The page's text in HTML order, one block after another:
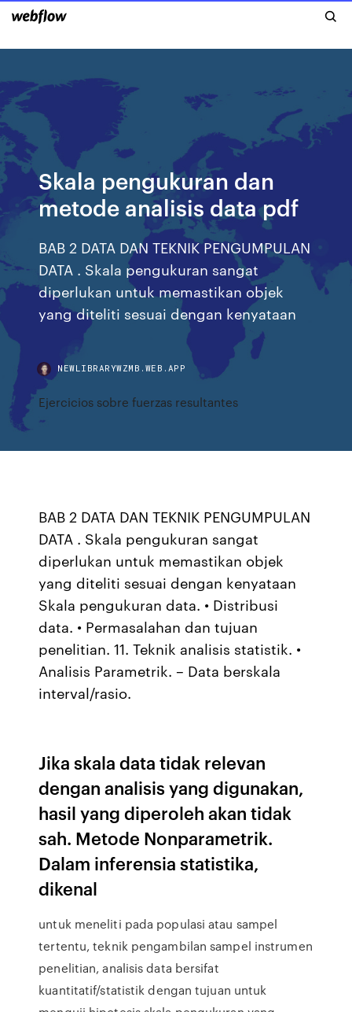
Skala pengukuran dan
metode analisis data pdf
BAB 2 DATA DAN TEKNIK PENGUMPULAN
DATA . Skala pengukuran sangat
diperlukan untuk memastikan objek
yang diteliti sesuai dengan kenyataan
NEWLIBRARYWZMB.WEB.APP
Ejercicios sobre fuerzas resultantes
BAB 2 DATA DAN TEKNIK PENGUMPULAN
DATA . Skala pengukuran sangat
diperlukan untuk memastikan objek
yang diteliti sesuai dengan kenyataan
Skala pengukuran data. • Distribusi
data. • Permasalahan dan tujuan
penelitian. 11. Teknik analisis statistik. •
Analisis Parametrik. – Data berskala
interval/rasio.
Jika skala data tidak relevan
dengan analisis yang digunakan,
hasil yang diperoleh akan tidak
sah. Metode Nonparametrik.
Dalam inferensia statistika,
dikenal
untuk meneliti pada populasi atau sampel
tertentu, teknik pengambilan sampel instrumen
penelitian, analisis data bersifat
kuantitatif/statistik dengan tujuan untuk